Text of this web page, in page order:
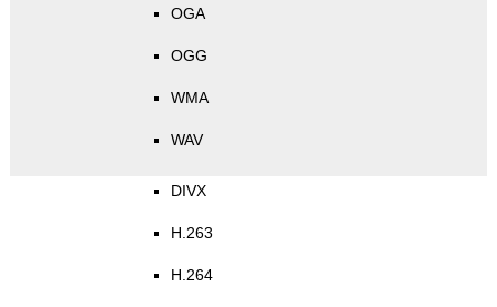
OGA
OGG
WMA
WAV
DIVX
H.263
H.264